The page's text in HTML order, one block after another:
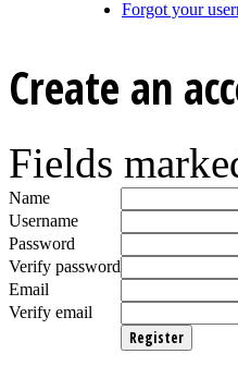
Forgot your
Create an
Fields
Name
Username
Password
Verify password
Email
Verify email
Register